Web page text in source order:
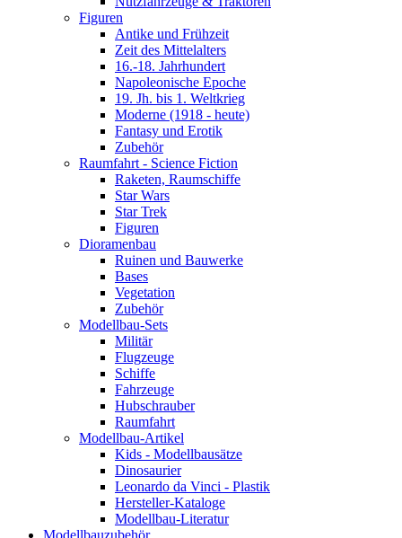
Figuren
Antike und Frühzeit
Zeit des Mittelalters
16.-18. Jahrhundert
Napoleonische Epoche
19. Jh. bis 1. Weltkrieg
Moderne (1918 - heute)
Fantasy und Erotik
Zubehör
Raumfahrt - Science Fiction
Raketen, Raumschiffe
Star Wars
Star Trek
Figuren
Dioramenbau
Ruinen und Bauwerke
Bases
Vegetation
Zubehör
Modellbau-Sets
Militär
Flugzeuge
Schiffe
Fahrzeuge
Hubschrauber
Raumfahrt
Modellbau-Artikel
Kids - Modellbausätze
Dinosaurier
Leonardo da Vinci - Plastik
Hersteller-Kataloge
Modellbau-Literatur
Modellbauzubehör